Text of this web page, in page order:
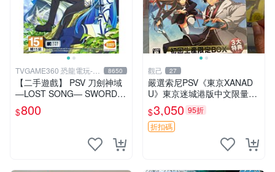
TVGAME360 恐龍電玩-台
中店
8650
【二手遊戲】 PSV 刀劍神域
―LOST SONG― SWORD A
RT ONLINE 中文版【台中恐
龍電玩】
$800
觀己 27
嚴選索尼PSV《東京XANAD
U》東京迷城港版中文限量收
藏，全新未拆封 東京迷城 游
戲卡 收藏品
$3,050 95折
折扣碼